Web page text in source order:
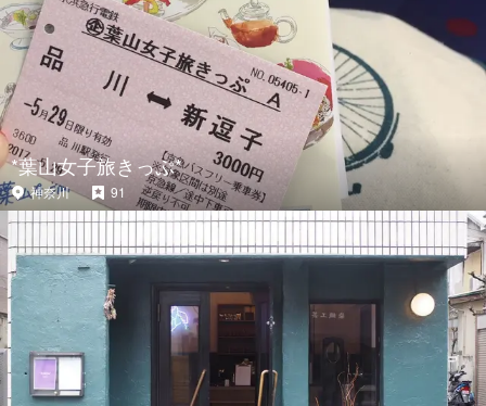
*葉山女子旅きっぷ*
神奈川 91